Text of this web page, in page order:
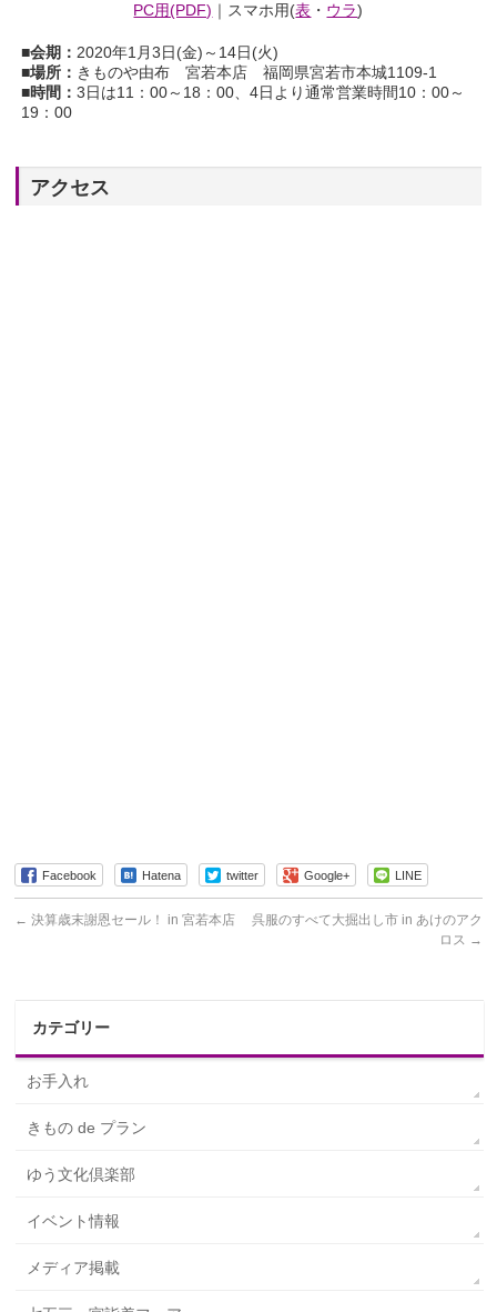
PC用(PDF) ｜スマホ用(表 ・ ウラ)
■会期：2020年1月3日(金)～14日(火)
■場所： きものや由布 宮若本店 福岡県宮若市本城1109-1
■時間：3日は11：00～18：00、4日より通常営業時間10：00～
19：00
アクセス
Facebook Hatena twitter Google+ LINE
← 決算歳末謝恩セール！ in 宮若本店
呉服のすべて大掘出し市 in あけのアク
ロス →
カテゴリー
お手入れ
きもの de プラン
ゆう文化倶楽部
イベント情報
メディア掲載